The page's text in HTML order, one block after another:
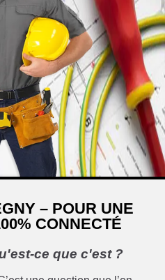
– POUR UNE
CONNECTÉ
ce que c'est ?